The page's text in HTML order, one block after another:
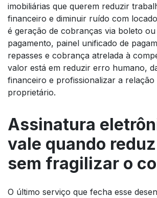
imobiliárias que querem reduzir
financeiro e diminuir ruído com
é geração de cobranças via boleto ou
pagamento, painel unificado de
repasses e cobrança atrelada à
valor está em reduzir erro humano,
financeiro e profissionalizar a relação
proprietário.
Assinatura
vale quando
sem fragilizar o
O último serviço que fecha esse